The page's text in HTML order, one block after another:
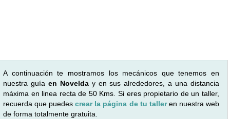
A continuación te mostramos los mecánicos que tenemos en
nuestra guía en Novelday en sus alrededores, a una distancia
máxima en linea recta de 50 Kms. Si eres propietario de un taller,
recuerda que puedescrear la página de tu talleren nuestra web
de forma totalmente gratuita.